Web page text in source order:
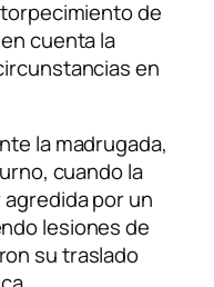
de
cuenta la
en
la madrugada,
cuando la
por un
lesiones de
su traslado